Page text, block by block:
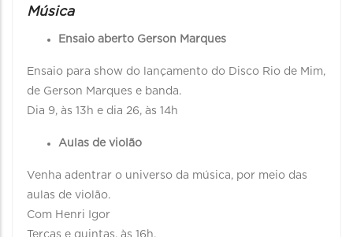
Música
Ensaio aberto Gerson Marques
Ensaio para show do lançamento do Disco Rio de Mim,
de Gerson Marques e banda.
Dia 9, às 13h e dia 26, às 14h
Aulas de violão
Venha adentrar o universo da música, por meio das
aulas de violão.
Com Henri Igor
Terças e quintas, às 16h.